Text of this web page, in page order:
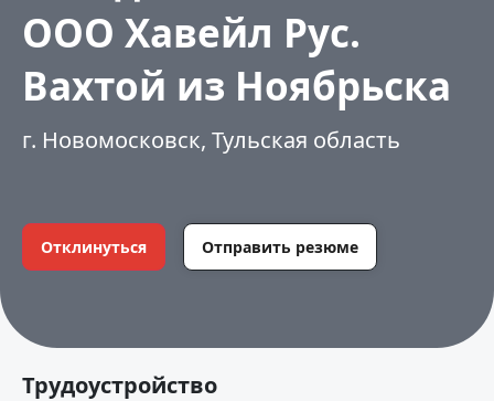
ООО Хавейл Рус.
Вахтой из Ноябрьска
г. Новомосковск, Тульская область
Отклинуться Отправить резюме
Трудоустройство